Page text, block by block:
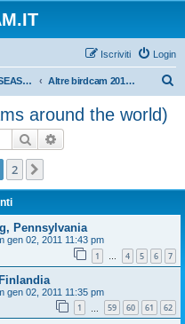
Login
Iscriviti
BREEDING SEASON 2010 Altre birdcam 2010 (birdcams around the world)
around the world)
Cerca
2
Pennsylvania
gen 02, 2011 11:43 pm
1 … 4 5 6 7
gen 02, 2011 11:35 pm
1 59 60 61 62